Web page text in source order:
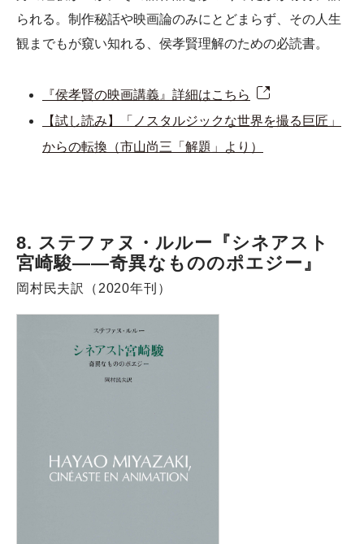
られる。制作秘話や映画論のみにとどまらず、その人生
観までもが窺い知れる、侯孝賢理解のための必読書。
『侯孝賢の映画講義』詳細はこちら
【試し読み】「ノスタルジックな世界を撮る巨匠」
からの転換（市山尚三「解題」より）
8. ステファヌ・ルルー『シネアスト
宮崎駿――奇異なもののポエジー』
岡村民夫訳（2020年刊）